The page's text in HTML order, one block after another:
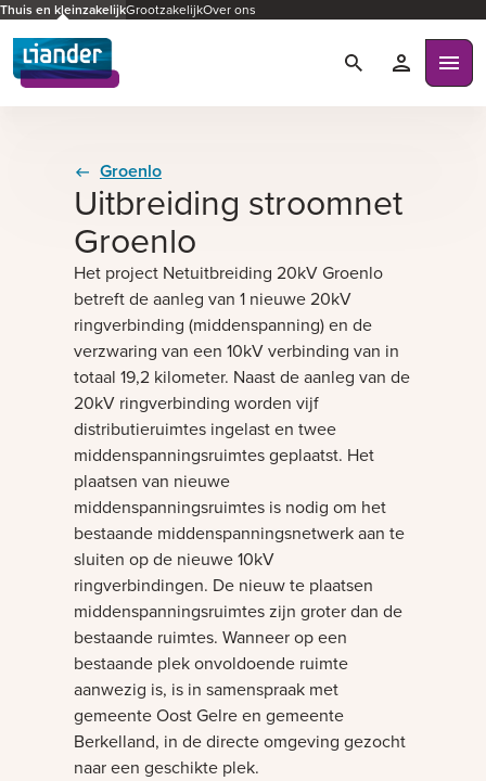
Thuis en kleinzakelijkGrootzakelijkOver ons
ZoekenMijn
Groenlo
Uitbreiding stroomnet
Groenlo
Het project Netuitbreiding 20kV Groenlo
betreft de aanleg van 1 nieuwe 20kV
ringverbinding (middenspanning) en de
verzwaring van een 10kV verbinding van in
totaal 19,2 kilometer. Naast de aanleg van de
20kV ringverbinding worden vijf
distributieruimtes ingelast en twee
middenspanningsruimtes geplaatst. Het
plaatsen van nieuwe
middenspanningsruimtes is nodig om het
bestaande middenspanningsnetwerk aan te
sluiten op de nieuwe 10kV
ringverbindingen. De nieuw te plaatsen
middenspanningsruimtes zijn groter dan de
bestaande ruimtes. Wanneer op een
bestaande plek onvoldoende ruimte
aanwezig is, is in samenspraak met
gemeente Oost Gelre en gemeente
Berkelland, in de directe omgeving gezocht
naar een geschikte plek.